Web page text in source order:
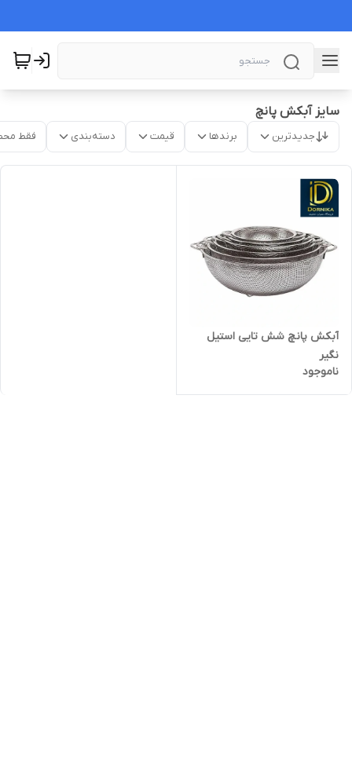
سایز آبکش پانچ
جدیدترین برندها قیمت دسته‌بندی فقط
آبکش پانچ شش تایی استیل
نگیر
ناموجود